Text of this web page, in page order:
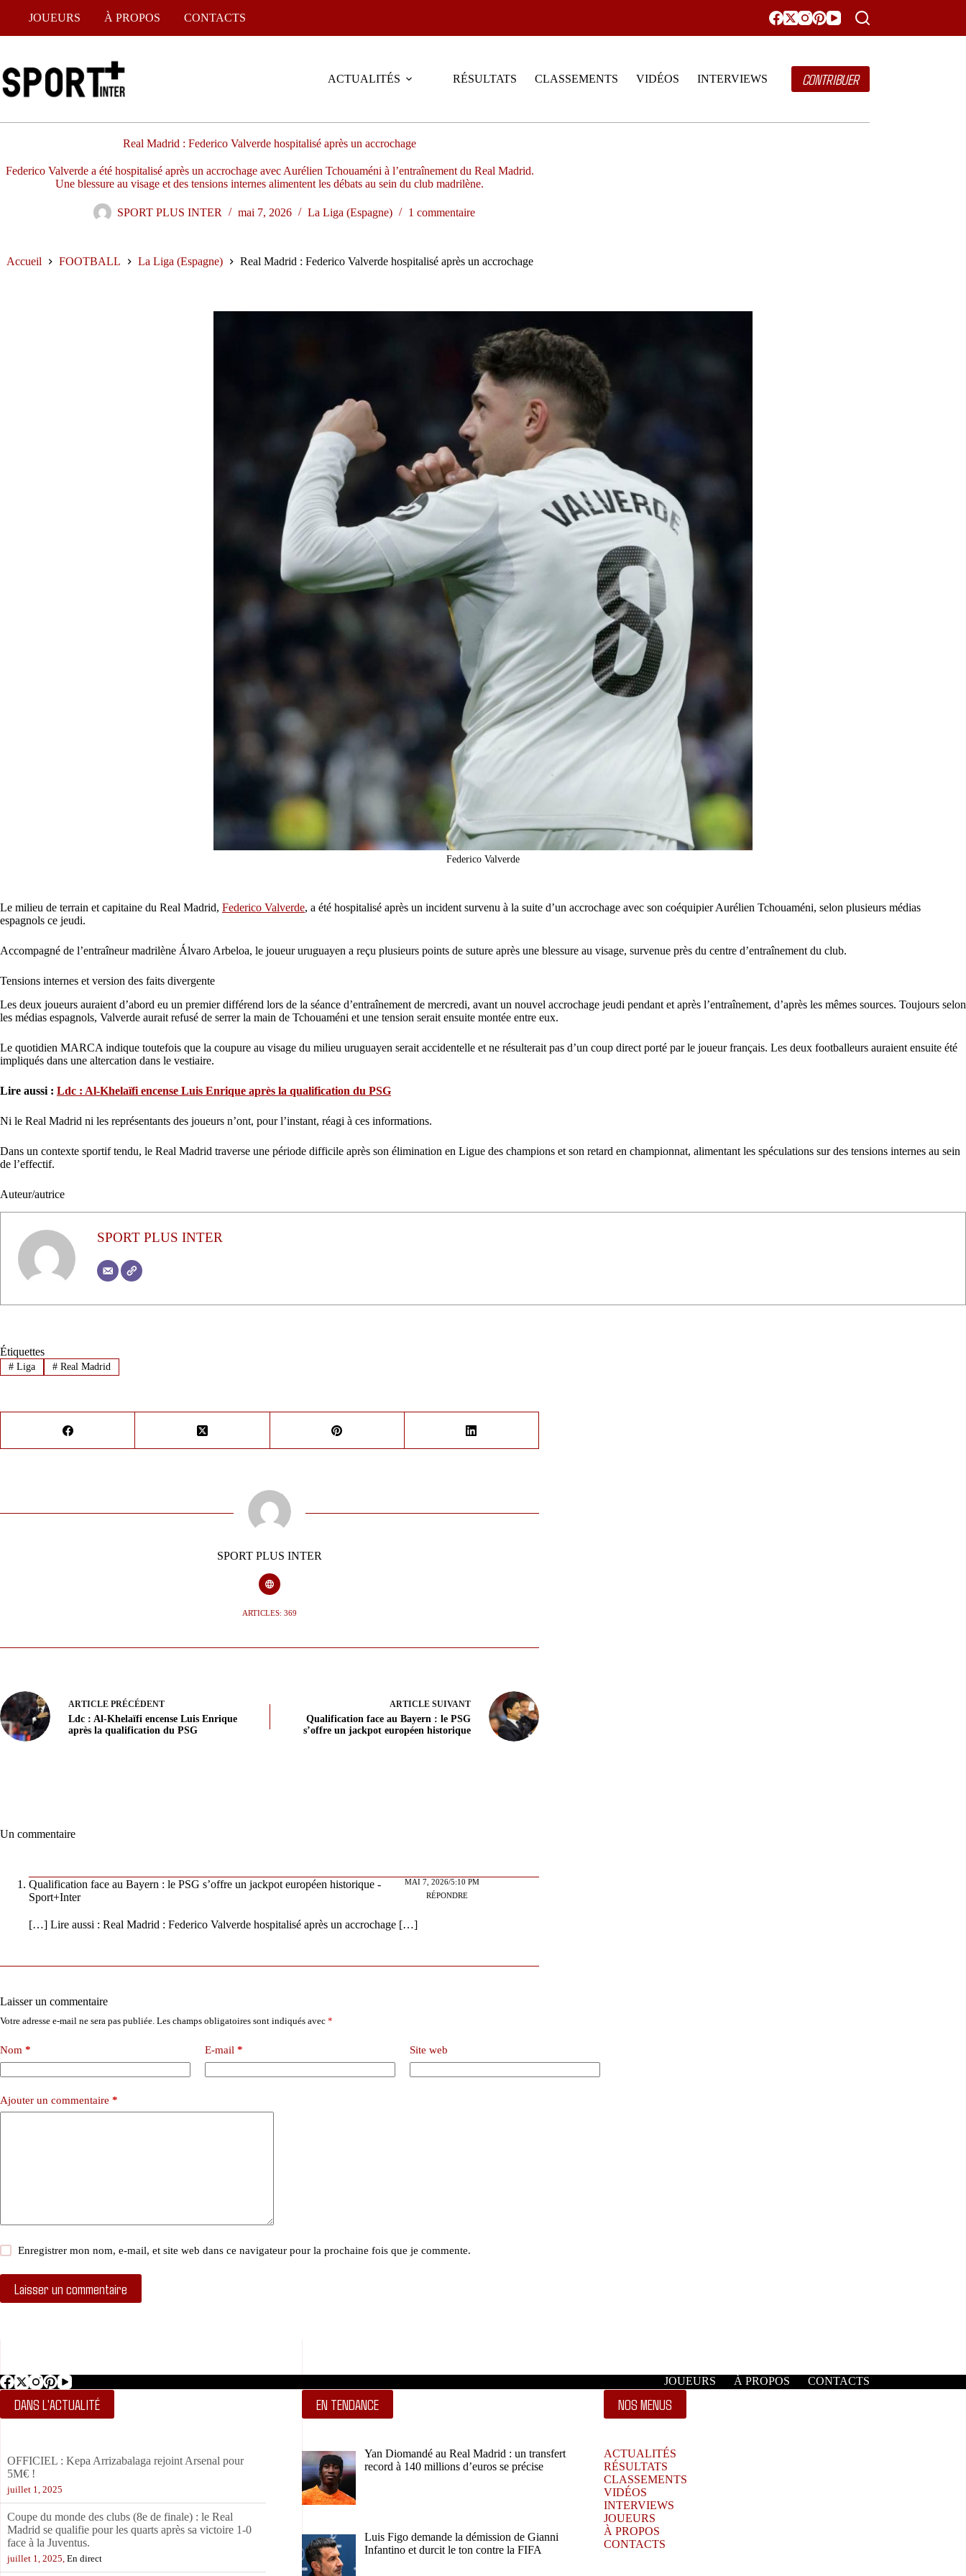
JOUEURS À PROPOS CONTACTS
ACTUALITÉS RÉSULTATS CLASSEMENTS VIDÉOS INTERVIEWS CONTRIBUER
Real Madrid : Federico Valverde hospitalisé après un accrochage
Federico Valverde a été hospitalisé après un accrochage avec Aurélien Tchouaméni à l’entraînement du Real Madrid.
Une blessure au visage et des tensions internes alimentent les débats au sein du club madrilène.
SPORT PLUS INTER mai 7, 2026 La Liga (Espagne) 1 commentaire
Accueil FOOTBALL La Liga (Espagne) Real Madrid : Federico Valverde hospitalisé après un accrochage
Federico Valverde
Le milieu de terrain et capitaine du Real Madrid, Federico Valverde, a été hospitalisé après un incident survenu à la suite d’un accrochage avec son coéquipier Aurélien Tchouaméni, selon plusieurs médias
espagnols ce jeudi.
Accompagné de l’entraîneur madrilène Álvaro Arbeloa, le joueur uruguayen a reçu plusieurs points de suture après une blessure au visage, survenue près du centre d’entraînement du club.
Tensions internes et version des faits divergente
Les deux joueurs auraient d’abord eu un premier différend lors de la séance d’entraînement de mercredi, avant un nouvel accrochage jeudi pendant et après l’entraînement, d’après les mêmes sources. Toujours selon
les médias espagnols, Valverde aurait refusé de serrer la main de Tchouaméni et une tension serait ensuite montée entre eux.
Le quotidien MARCA indique toutefois que la coupure au visage du milieu uruguayen serait accidentelle et ne résulterait pas d’un coup direct porté par le joueur français. Les deux footballeurs auraient ensuite été
impliqués dans une altercation dans le vestiaire.
Lire aussi : Ldc : Al-Khelaïfi encense Luis Enrique après la qualification du PSG
Ni le Real Madrid ni les représentants des joueurs n’ont, pour l’instant, réagi à ces informations.
Dans un contexte sportif tendu, le Real Madrid traverse une période difficile après son élimination en Ligue des champions et son retard en championnat, alimentant les spéculations sur des tensions internes au sein
de l’effectif.
Auteur/autrice
SPORT PLUS INTER
Étiquettes
#Liga #Real Madrid
SPORT PLUS INTER
ARTICLES: 369
ARTICLE PRÉCÉDENT
Ldc : Al-Khelaïfi encense Luis Enrique
après la qualification du PSG
ARTICLE SUIVANT
Qualification face au Bayern : le PSG
s’offre un jackpot européen historique
Un commentaire
Qualification face au Bayern : le PSG s’offre un jackpot européen historique -
Sport+Inter
MAI 7, 2026/5:10 PM
RÉPONDRE
[…] Lire aussi : Real Madrid : Federico Valverde hospitalisé après un accrochage […]
Laisser un commentaire
Votre adresse e-mail ne sera pas publiée. Les champs obligatoires sont indiqués avec *
Nom * E-mail * Site web
Ajouter un commentaire *
Enregistrer mon nom, e-mail, et site web dans ce navigateur pour la prochaine fois que je commente.
Laisser un commentaire
JOUEURS À PROPOS CONTACTS
DANS L'ACTUALITÉ
5M€ !
juillet 1, 2025
Coupe du monde des clubs (8e de finale) : le Real
Madrid se qualifie pour les quarts après sa victoire 1-0
face à la Juventus.
juillet 1, 2025,En direct
Coupe du monde des clubs (8e de finale) : c’est la mi-
EN TENDANCE
Yan Diomandé au Real Madrid : un transfert
record à 140 millions d’euros se précise
Luis Figo demande la démission de Gianni
Infantino et durcit le ton contre la FIFA
NOS MENUS
ACTUALITÉS
RÉSULTATS
CLASSEMENTS
VIDÉOS
INTERVIEWS
JOUEURS
À PROPOS
CONTACTS